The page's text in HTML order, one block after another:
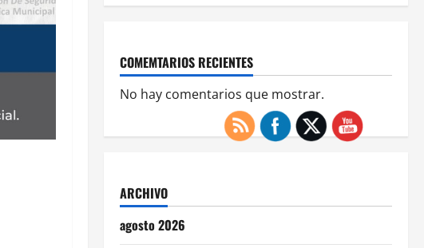
COMEMTARIOS RECIENTES
No hay comentarios que mostrar.
ARCHIVO
agosto 2026